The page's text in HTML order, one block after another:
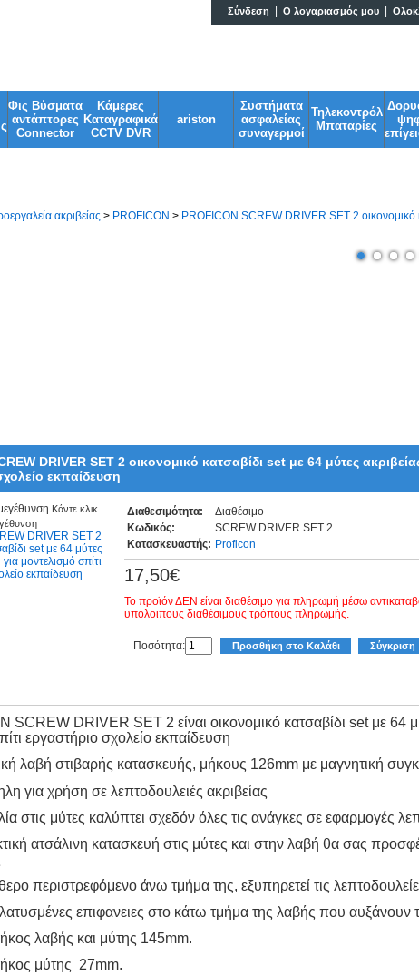
Σύνδεση Ο λογαριασμός μου
Φις Βύσματα
αντάπτορες
Connector
Κάμερες
Καταγραφικά
CCTV DVR
ariston
Συστήματα
ασφαλείας
συναγερμοί
Τηλεκοντρόλ
Μπαταρίες
ακριβείας > PROFICON > PROFICON SCREW DRIVER SET 2 οικονομικό
DRIVER SET 2 οικονομικό κατσαβίδι set με 64 μύτες
εκπαίδευση
Κάντε κλικ
Διαθεσιμότητα:
Διαθέσιμο
Κωδικός:
SCREW DRIVER SET 2
Κατασκευαστής: Proficon
17,50€
Το προϊόν ΔΕΝ είναι διαθέσιμο για πληρωμή μέσω
υπόλοιπους διαθέσιμους τρόπους πληρωμής.
Ποσότητα: Προσθήκη στο Καλάθι Σύγκριση
SCREW DRIVER SET 2 είναι οικονομικό κατσαβίδι set με 64
εργαστήριο σχολείο εκπαίδευση
λαβή στιβαρής κατασκευής, μήκους 126mm με μαγνητική
για χρήση σε λεπτοδουλειές ακριβείας
στις μύτες καλύπτει σχεδόν όλες τις ανάγκες σε εφαρμογές
ατσάλινη κατασκευή στις μύτες και στην λαβή θα σας
περιστρεφόμενο άνω τμήμα της, εξυπηρετεί τις
επιφανειες στο κάτω τμήμα της λαβής που αυξάνουν
λαβής και μύτης 145mm.
μύτης 27mm.